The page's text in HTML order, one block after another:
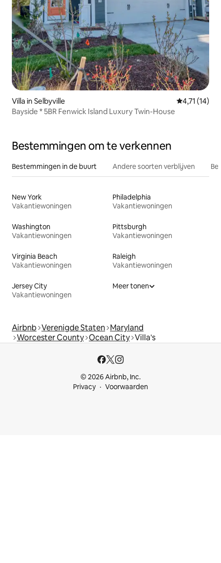
Villa in Selbyville Gemiddelde
4,71 (14)
Bayside * 5BR Fenwick Island Luxury Twin-House
Bestemmingen om te verkennen
Bestemmingen in de buurt Andere soorten verblijven
New York
Vakantiewoningen
Philadelphia
Vakantiewoningen
Washington
Vakantiewoningen
Pittsburgh
Vakantiewoningen
Virginia Beach
Vakantiewoningen
Raleigh
Vakantiewoningen
Jersey City
Vakantiewoningen
Meer tonen
Airbnb Verenigde Staten Maryland
Worcester County Ocean City Villa's
© 2026 Airbnb, Inc.
Privacy
Voorwaarden